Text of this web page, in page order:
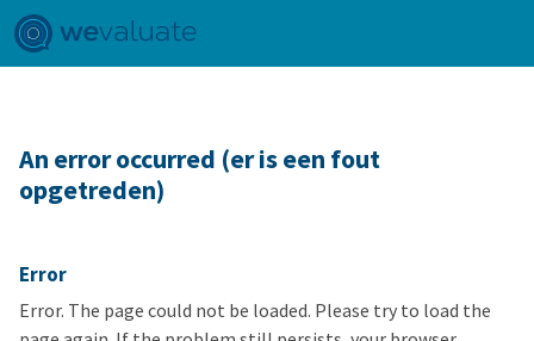
An error occurred (er is een fout
opgetreden)
Error
Error. The page could not be loaded. Please try to load the